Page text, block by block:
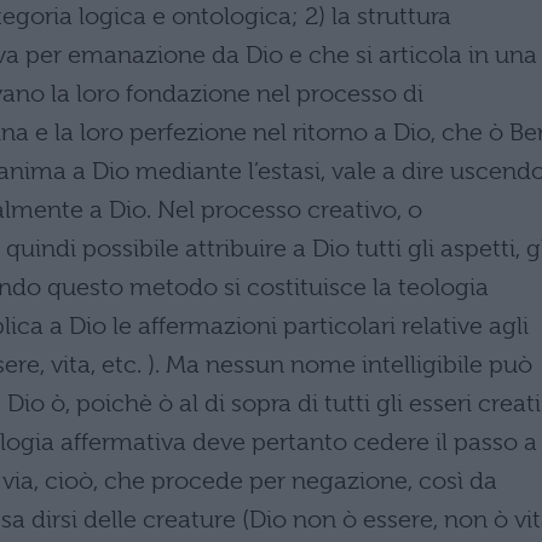
logica e ontologica; 2) la struttura
per emanazione da Dio e che si articola in una
la loro fondazione nel processo di
e la loro perfezione nel ritorno a Dio, che ò
a Dio mediante l’estasi, vale a dire
a Dio. Nel processo creativo, o
possibile attribuire a Dio tutti gli aspetti,
questo metodo si costituisce la teologia
a Dio le affermazioni particolari relative agli
vita, etc. ). Ma nessun nome intelligibile può
ò, poichè ò al di sopra di tutti gli esseri creati
affermativa deve pertanto cedere il passo a
cioò, che procede per negazione, così da
dirsi delle creature (Dio non ò essere, non ò